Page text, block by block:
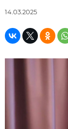
14.03.2025